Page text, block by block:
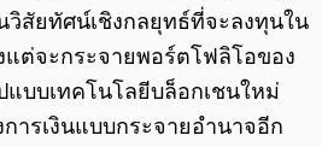
สัยทัศน์เชิงกลยุทธ์ที่จะลงทุนใน
ต่จะกระจายพอร์ตโฟลิโอของ
บบเทคโนโลยีบล็อกเชนใหม่
ารเงินแบบกระจายอำนาจอีก